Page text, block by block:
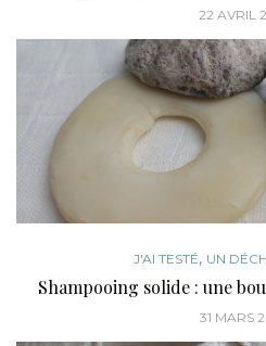
22 AVRIL
J'AI TESTÉ, UN
Shampooing solide : une
31 MARS